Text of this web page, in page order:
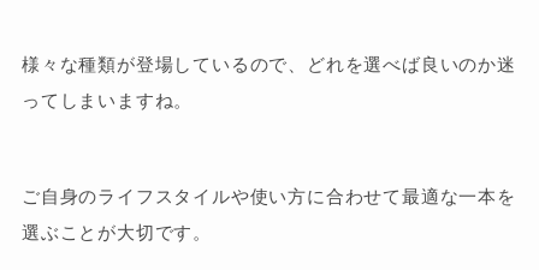
様々な種類が登場しているので、どれを選べば良いのか迷
ってしまいますね。
ご自身のライフスタイルや使い方に合わせて最適な一本を
選ぶことが大切です。